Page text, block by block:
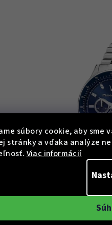
súbory cookie, aby sme
stránky a vďaka analýze
Viac informácií
Maserati